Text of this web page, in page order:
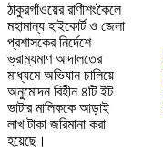
ঠাকুরগাঁওয়ের রাণীশংকৈলে
মহামান্য হাইকোর্ট ও জেলা
প্রশাসকের নির্দেশে
ভ্রাম্যমাণ আদালতের
মাধ্যমে অভিযান চালিয়ে
অনুমোদন বিহীন ৪টি ইট
ভাটার মালিককে আড়াই
লাখ টাকা জরিমানা করা
হয়েছে।